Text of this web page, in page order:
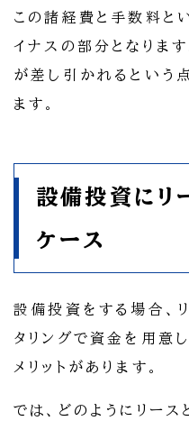
この諸経費と手数料と
イナスの部分となりま
が差し引かれるという
ます。
設備投資にリ
ケース
設備投資をする場合、
タリングで資金を用意
メリットがあります。
では、どのようにリース